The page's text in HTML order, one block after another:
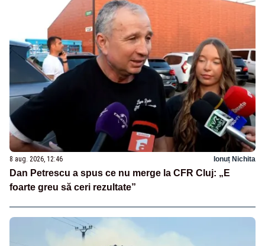
8 aug. 2026, 12:46 Ionuț Nichita
Dan Petrescu a spus ce nu merge la CFR Cluj: „E
foarte greu să ceri rezultate”